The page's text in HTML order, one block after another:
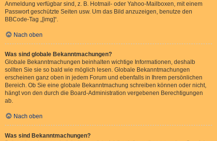
Anmeldung verfügbar sind, z. B. Hotmail- oder Yahoo-Mailboxen, mit einem
Passwort geschützte Seiten usw. Um das Bild anzuzeigen, benutze den
BBCode-Tag „[img]“.
Nach oben
Was sind globale Bekanntmachungen?
Globale Bekanntmachungen beinhalten wichtige Informationen, deshalb
sollten Sie sie so bald wie möglich lesen. Globale Bekanntmachungen
erscheinen ganz oben in jedem Forum und ebenfalls in Ihrem persönlichen
Bereich. Ob Sie eine globale Bekanntmachung schreiben können oder nicht,
hängt von den durch die Board-Administration vergebenen Berechtigungen
ab.
Nach oben
Was sind Bekanntmachungen?